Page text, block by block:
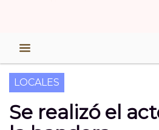
LOCALES
Se realizó el